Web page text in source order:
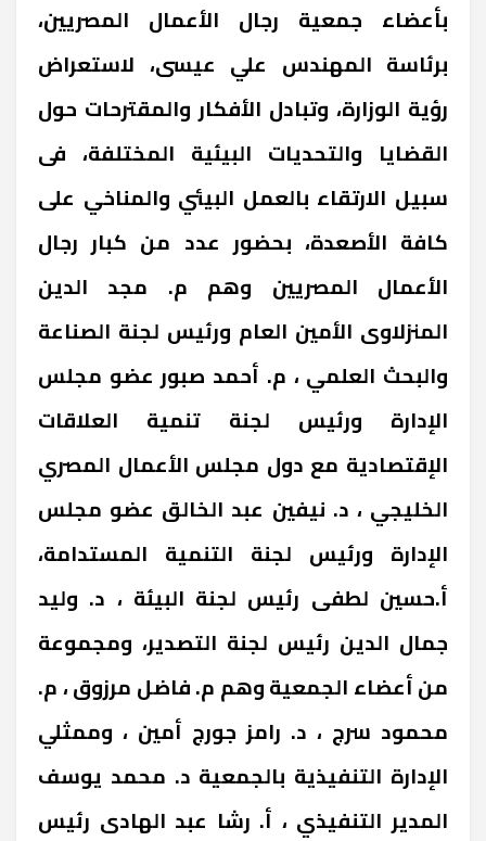
بأعضاء جمعية رجال الأعمال المصريين،
برئاسة المهندس علي عيسى، لاستعراض
رؤية الوزارة، وتبادل الأفكار والمقترحات حول
القضايا والتحديات البيئية المختلفة، فى
سبيل الارتقاء بالعمل البيئي والمناخي على
كافة الأصعدة، بحضور عدد من كبار رجال
الأعمال المصريين وهم م. مجد الدين
المنزلاوى الأمين العام ورئيس لجنة الصناعة
والبحث العلمي ، م. أحمد صبور عضو مجلس
الإدارة ورئيس لجنة تنمية العلاقات
الإقتصادية مع دول مجلس الأعمال المصري
الخليجي ، د. نيفين عبد الخالق عضو مجلس
الإدارة ورئيس لجنة التنمية المستدامة،
أ.حسين لطفى رئيس لجنة البيئة ، د. وليد
جمال الدين رئيس لجنة التصدير، ومجموعة
من أعضاء الجمعية وهم م. فاضل مرزوق ، م.
محمود سرج ، د. رامز جورج أمين ، وممثلي
الإدارة التنفيذية بالجمعية د. محمد يوسف
المدير التنفيذي ، أ. رشا عبد الهادى رئيس